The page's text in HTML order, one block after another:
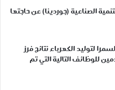
الصناعية (جوردينا) عن حاجتها
لتوليد الكهرباء نتائج فرز
للوظائف التالية التي تم